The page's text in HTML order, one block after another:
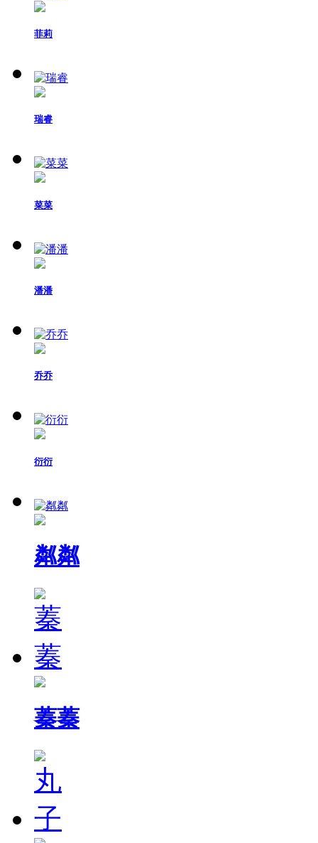
菲莉
瑞睿
菜菜
潘潘
乔乔
衍衍
粼粼
蓁蓁